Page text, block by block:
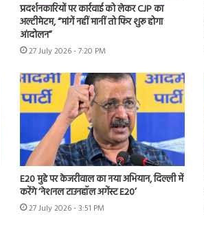
प्रदर्शनकारियों पर कार्रवाई को लेकर CJP का
अल्टीमेटम, “मांगें नहीं मानीं तो फिर शुरू होगा
आंदोलन”
27 July 2026 - 7:20 PM
E20 मुद्दे पर केजरीवाल का नया अभियान, दिल्ली में
करेंगे ‘नेशनल टाउनहॉल अगेंस्ट E20’
27 July 2026 - 3:51 PM